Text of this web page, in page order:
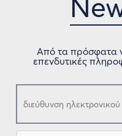
Από τα πρόσφατα
επενδυτικές